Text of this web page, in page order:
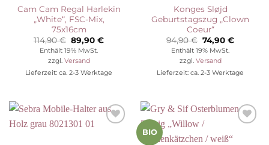
Cam Cam Regal Harlekin
„White“, FSC-Mix,
75x16cm
114,90€ Ursprünglicher
Preis
war:
114,90 €
89,90€Aktueller
Enthält 19% MwSt.
zzgl. Versand
Lieferzeit: ca. 2-3 Werktage
Konges Sløjd
Geburtstagszug „Clown
Coeur“
94,90€ Ursprünglicher
Preis
war:
94,90 €
74,90€
Enthält 19% MwSt.
zzgl. Versand
Lieferzeit: ca. 2-3 Werktage
BIO
Wunschliste